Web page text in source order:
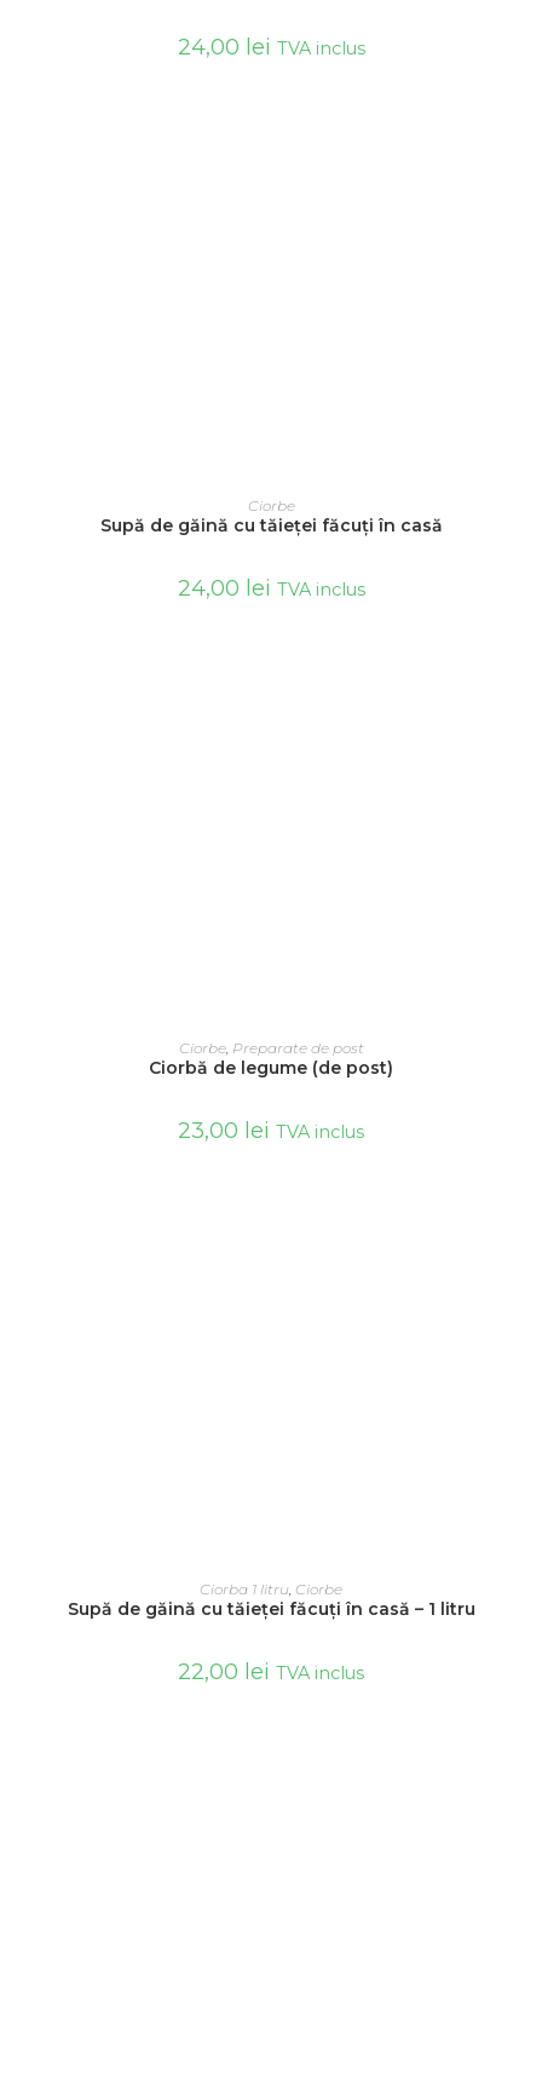
24,00 lei TVA inclus
ADAUGĂ ÎN COȘ
Ciorbe
Supă de găină cu tăieței făcuți în casă
24,00 lei TVA inclus
ADAUGĂ ÎN COȘ
Ciorbe, Preparate de post
Ciorbă de legume (de post)
23,00 lei TVA inclus
ADAUGĂ ÎN COȘ
Ciorba 1 litru, Ciorbe
Supă de găină cu tăieței făcuți în casă – 1 litru
22,00 lei TVA inclus